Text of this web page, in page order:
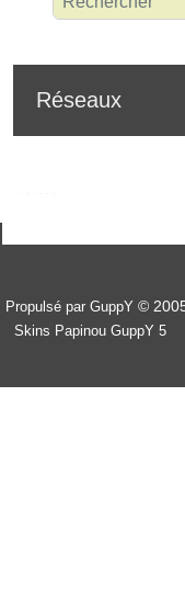
Réseaux
Propulsé par GuppY ©
Skins Papinou GuppY 5